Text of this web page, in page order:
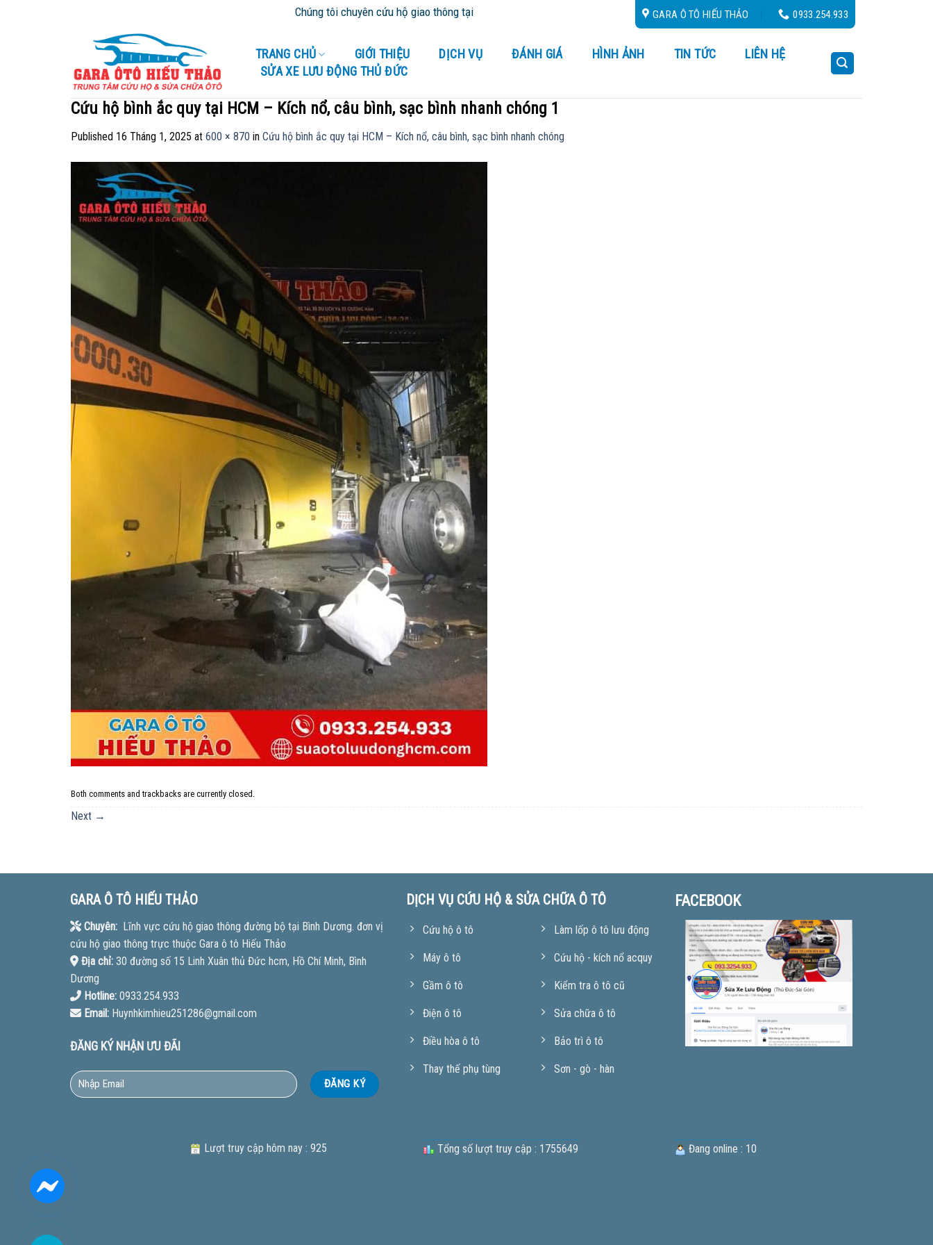
Chúng tôi chuyên cứu hộ giao thông tại Bình Dương và tỉnh thành lân cận - Cứu Hộ 24/24GARA Ô TÔ HIẾU THẢO 0933.254.933
TRANG CHỦ GIỚI THIỆU DỊCH VỤ ĐÁNH GIÁ HÌNH ẢNH TIN TỨC
LIÊN HỆ
SỬA XE LƯU ĐỘNG THỦ ĐỨC
Cứu hộ bình ắc quy tại HCM – Kích nổ, câu bình, sạc bình nhanh chóng 1
Published 16 Tháng 1, 2025 at 600 × 870 in Cứu hộ bình ắc quy tại HCM – Kích nổ, câu bình, sạc bình nhanh chóng
Both comments and trackbacks are currently closed.
Next →
GARA Ô TÔ HIẾU THẢO
Chuyên:Lĩnh vực cứu hộ giao thông đường bộ tại Bình Dương. đơn vị
cứu hộ giao thông trực thuộc Gara ô tô Hiếu Thảo
Địa chỉ:30 đường số 15 Linh Xuân thủ Đức hcm, Hồ Chí Minh, Bình
Dương
Hotline:0933.254.933
Email:Huynhkimhieu251286@gmail.com
ĐĂNG KÝ NHẬN ƯU ĐÃI
DỊCH VỤ CỨU HỘ & SỬA CHỮA Ô TÔ
Cứu hộ ô tô
Máy ô tô
Gầm ô tô
Điện ô tô
Điều hòa ô tô
Thay thế phụ tùng
Làm lốp ô tô lưu động
Cứu hộ - kích nổ acquy
Kiểm tra ô tô cũ
Sửa chữa ô tô
Bảo trì ô tô
Sơn - gò - hàn
FACEBOOK
Lượt truy cập hôm nay : 925 Tổng số lượt truy cập : 1755649 Đang online : 10